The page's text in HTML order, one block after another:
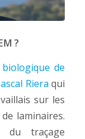
?
de
Riera qui
sur les
laminaires.
du traçage